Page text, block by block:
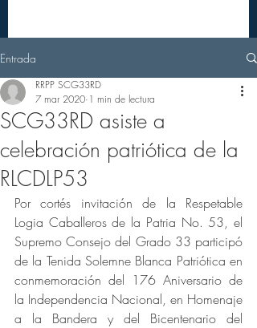
Entrada
SCG33RD asiste a
celebración patriótica de la
RLCDLP53
RRPP SCG33RD
7 mar 2020 1 min de lectura
Por cortés invitación de la Respetable
Logia Caballeros de la Patria No. 53, el
Supremo Consejo del Grado 33 participó
de la Tenida Solemne Blanca Patriótica en
conmemoración del 176 Aniversario de
la Independencia Nacional, en Homenaje
a la Bandera y del Bicentenario del